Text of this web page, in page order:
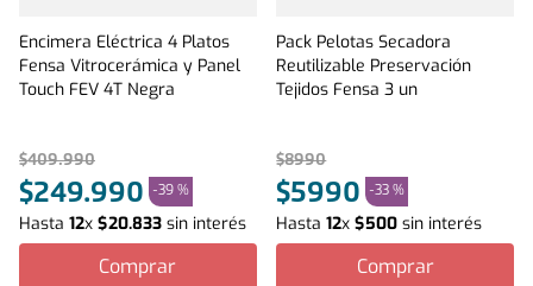
Encimera Eléctrica 4 Platos
Fensa Vitrocerámica y Panel
Touch FEV 4T Negra
$409.990
$249.990 -39 %
Hasta 12x $20.833 sin interés
Comprar
Pack Pelotas Secadora
Reutilizable Preservación
Tejidos Fensa 3 un
$8990
$5990 -33 %
Hasta12x$500 sin interés
Comprar